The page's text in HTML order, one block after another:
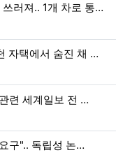
러져.. 1개 차로 통…
택에서 숨진 채 발…
련 세계일보 전 …
구".. 독립성 논…